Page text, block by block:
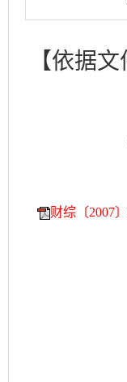
【依据
财综〔2007